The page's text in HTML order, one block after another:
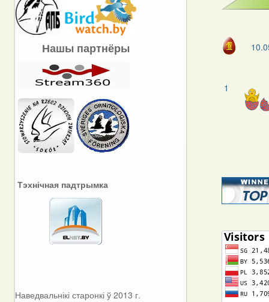
1
Нашы партнёры
Тэхнічная падтрымка
Наведвальнікі старонкі ў 2013 г.